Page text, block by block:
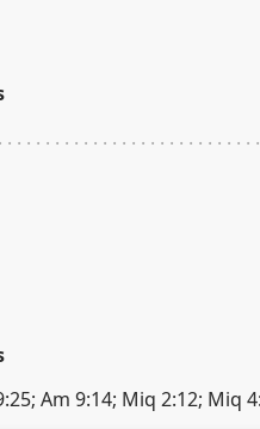
Am 9:14; Miq 2:12; Miq